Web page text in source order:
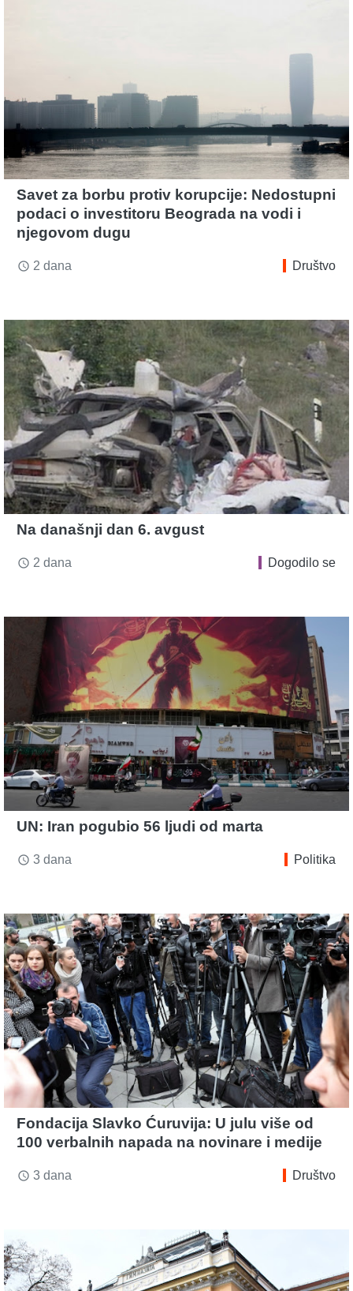
Savet za borbu protiv korupcije: Nedostupni
podaci o investitoru Beograda na vodi i
njegovom dugu
access_time 2 dana Društvo
Na današnji dan 6. avgust
access_time 2 dana Dogodilo se
UN: Iran pogubio 56 ljudi od marta
access_time 3 dana Politika
Fondacija Slavko Ćuruvija: U julu više od
100 verbalnih napada na novinare i medije
access_time 3 dana Društvo